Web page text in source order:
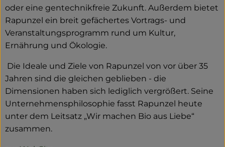
oder eine gentechnikfreie Zukunft. Außerdem bietet
Rapunzel ein breit gefächertes Vortrags- und
Veranstaltungsprogramm rund um Kultur,
Ernährung und Ökologie.
Die Ideale und Ziele von Rapunzel von vor über 35
Jahren sind die gleichen geblieben - die
Dimensionen haben sich lediglich vergrößert. Seine
Unternehmensphilosophie fasst Rapunzel heute
unter dem Leitsatz „Wir machen Bio aus Liebe“
zusammen.